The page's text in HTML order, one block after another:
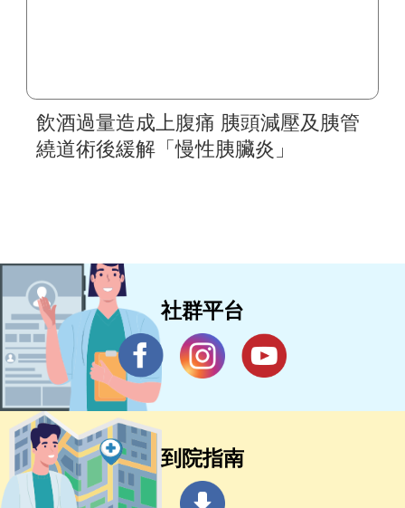
飲酒過量造成上腹痛 胰頭減壓及胰管
繞道術後緩解「慢性胰臟炎」
社群平台
到院指南